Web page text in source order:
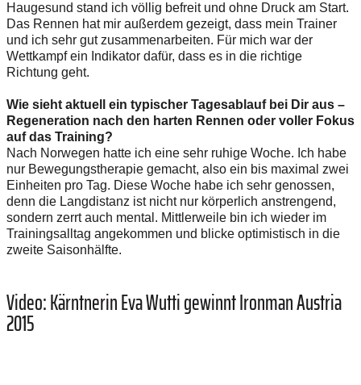
Haugesund stand ich völlig befreit und ohne Druck am Start.
Das Rennen hat mir außerdem gezeigt, dass mein Trainer
und ich sehr gut zusammenarbeiten. Für mich war der
Wettkampf ein Indikator dafür, dass es in die richtige
Richtung geht.
Wie sieht aktuell ein typischer Tagesablauf bei Dir aus –
Regeneration nach den harten Rennen oder voller Fokus
auf das Training?
Nach Norwegen hatte ich eine sehr ruhige Woche. Ich habe
nur Bewegungstherapie gemacht, also ein bis maximal zwei
Einheiten pro Tag. Diese Woche habe ich sehr genossen,
denn die Langdistanz ist nicht nur körperlich anstrengend,
sondern zerrt auch mental. Mittlerweile bin ich wieder im
Trainingsalltag angekommen und blicke optimistisch in die
zweite Saisonhälfte.
Video: Kärntnerin Eva Wutti gewinnt Ironman Austria
2015